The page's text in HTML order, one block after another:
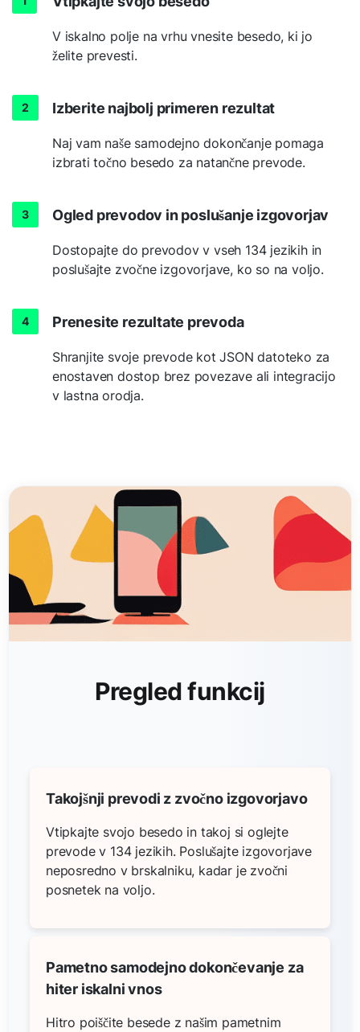
V iskalno polje na vrhu vnesite besedo, ki jo
želite prevesti.
Izberite najbolj primeren rezultat
Naj vam naše samodejno dokončanje pomaga
izbrati točno besedo za natančne prevode.
Ogled prevodov in poslušanje izgovorjav
Dostopajte do prevodov v vseh 134 jezikih in
poslušajte zvočne izgovorjave, ko so na voljo.
Prenesite rezultate prevoda
Shranjite svoje prevode kot JSON datoteko za
enostaven dostop brez povezave ali integracijo
v lastna orodja.
Pregled funkcij
Takojšnji prevodi z zvočno izgovorjavo
Vtipkajte svojo besedo in takoj si oglejte
prevode v 134 jezikih. Poslušajte izgovorjave
neposredno v brskalniku, kadar je zvočni
posnetek na voljo.
Pametno samodejno dokončevanje za
hiter iskalni vnos
Hitro poiščite besede z našim pametnim